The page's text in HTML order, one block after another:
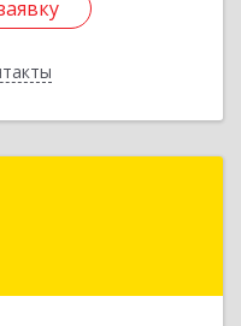
- Алания Респ,